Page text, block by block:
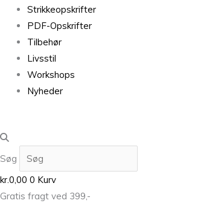
Strikkeopskrifter
PDF-Opskrifter
Tilbehør
Livsstil
Workshops
Nyheder
Søg
kr.0,00 0 Kurv
Gratis fragt ved 399,-